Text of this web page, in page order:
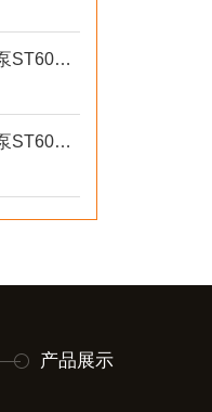
城市抢险用6寸双缸柴油机水泵ST60DS产品介绍
移动式6寸双缸防汛柴油机水泵ST60SD产品介绍
产品展示